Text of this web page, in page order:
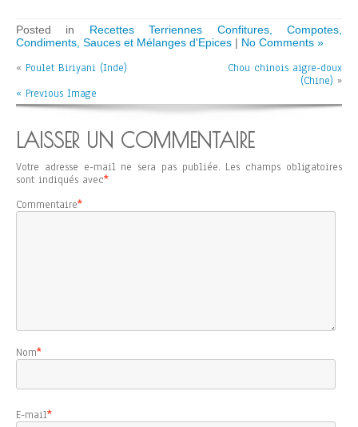
Posted in Recettes Terriennes Confitures, Compotes,
Condiments, Sauces et Mélanges d'Epices | No Comments »
« Poulet Biriyani (Inde)
Chou chinois aigre-doux
(Chine) »
« Previous Image
LAISSER UN COMMENTAIRE
Votre adresse e-mail ne sera pas publiée. Les champs obligatoires
sont indiqués avec*
Commentaire*
Nom*
E-mail*